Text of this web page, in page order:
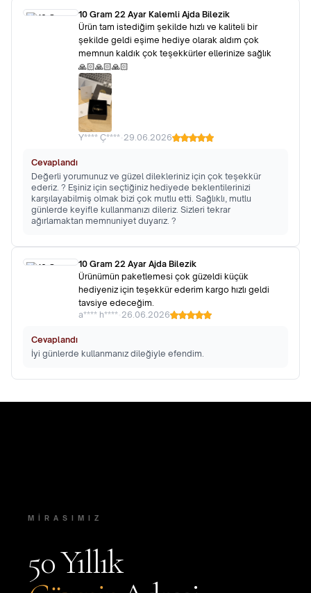
10 Gram 22 Ayar Kalemli Ajda Bilezik
Ürün tam istediğim şekilde hızlı ve kaliteli bir
şekilde geldi eşime hediye olarak aldım çok
memnun kaldık çok teşekkürler ellerinize sağlık
🙏🏻🙏🏻🙏🏻
Y**** Ç**** 29.06.2026
Cevaplandı
Değerli yorumunuz ve güzel dilekleriniz için çok teşekkür
ederiz. ? Eşiniz için seçtiğiniz hediyede beklentilerinizi
karşılayabilmiş olmak bizi çok mutlu etti. Sağlıklı, mutlu
günlerde keyifle kullanmanızı dileriz. Sizleri tekrar
ağırlamaktan memnuniyet duyarız. ?
10 Gram 22 Ayar Ajda Bilezik
Ürünümün paketlemesi çok güzeldi küçük
hediyeniz için teşekkür ederim kargo hızlı geldi
tavsiye edeceğim.
a**** h**** 26.06.2026
Cevaplandı
İyi günlerde kullanmanız dileğiyle efendim.
MİRASIMIZ
50 Yıllık